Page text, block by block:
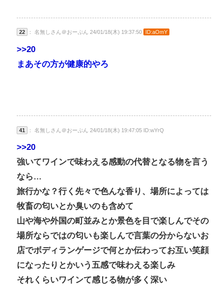
22 ： 名無しさん＠おーぷん 24/01/18(木) 19:37:50 ID:aOmY
>>20
まあその方が健康的やろ
41 ： 名無しさん＠おーぷん 24/01/18(木) 19:47:05 ID:wYrQ
>>20
強いてワインで味わえる感動の代替となる物を言う
なら…
旅行かな？行く先々で色んな香り、場所によっては
牧畜の匂いとか臭いのも含めて
山や海や外国の町並みとか景色を目で楽しんでその
場所ならではの匂いも楽しんで言葉の分からないお
店でボディランゲージで何とか伝わってお互い笑顔
になったりとかいう五感で味わえる楽しみ
それくらいワインて感じる物が多く深い